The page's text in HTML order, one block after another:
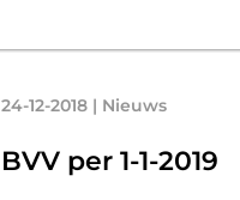
24-12-2018 | Nieuws
BVV per 1-1-2019